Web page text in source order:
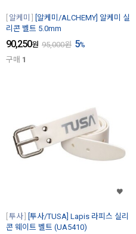
알케미
[알케미/ALCHEMY] 알케미 실
리콘 벨트 5.0mm
90,250원 95,000원 5%
구매 1
투사
[투사/TUSA] Lapis 라피스 실리
콘 웨이트 벨트 (UA5410)